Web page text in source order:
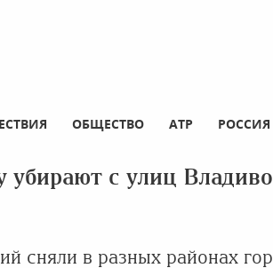
ОБЩЕСТВО АТР РОССИЯ
убирают с улиц
сняли в разных районах